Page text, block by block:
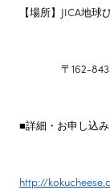
【場所】JICA地
〒162-8433
■詳細・お申し込
http://